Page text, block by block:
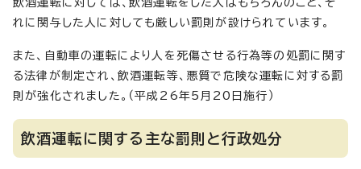
飲酒運転に対しては、飲酒運転をした人はもちろんのこと、そ
れに関与した人に対しても厳しい罰則が設けられています。
また、自動車の運転により人を死傷させる行為等の処罰に関す
る法律が制定され、飲酒運転等、悪質で危険な運転に対する罰
則が強化されました。（平成26年5月20日施行）
飲酒運転に関する主な罰則と行政処分